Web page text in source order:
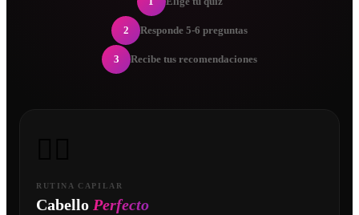
2 Responde 5-6 preguntas
3 Recibe tus recomendaciones
RUTINA CAPILAR
Cabello Perfecto